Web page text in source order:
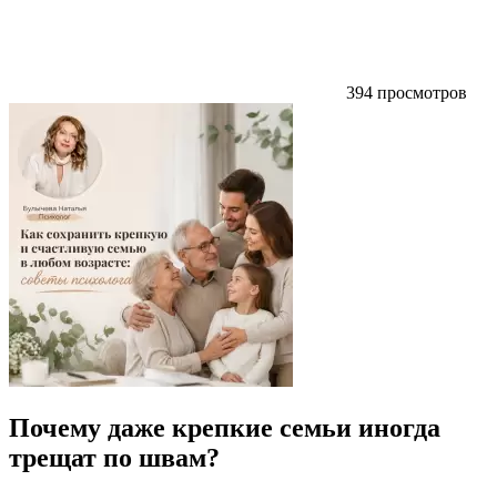
394 просмотров
Почему даже крепкие семьи иногда
трещат по швам?